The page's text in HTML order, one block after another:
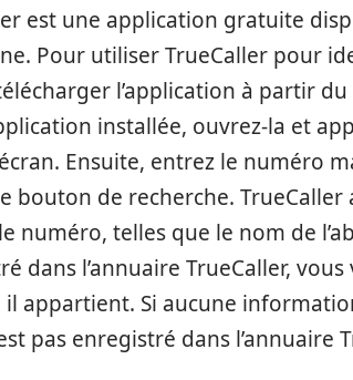
est une application gratuite
Pour utiliser TrueCaller pour
l’application à partir
installée, ouvrez-la et
Ensuite, entrez le numéro
bouton de recherche. TrueCaller
telles que le nom de
dans l’annuaire TrueCaller,
appartient. Si aucune
pas enregistré dans l’annuaire